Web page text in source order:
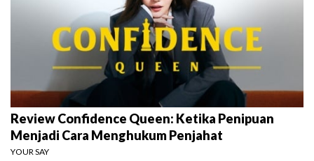
Review Confidence Queen: Ketika Penipuan
Menjadi Cara Menghukum Penjahat
YOUR SAY